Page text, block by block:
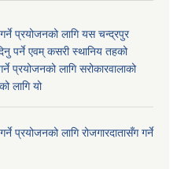
प्रयोजनको लागि यस चन्द्रपुर
पर्ने एवम् कसरी स्थानिय तहको
प्रयोजनको लागि सरोकारवालाको
लागि यो
प्रयोजनको लागि रोजगारदातासँग गर्ने